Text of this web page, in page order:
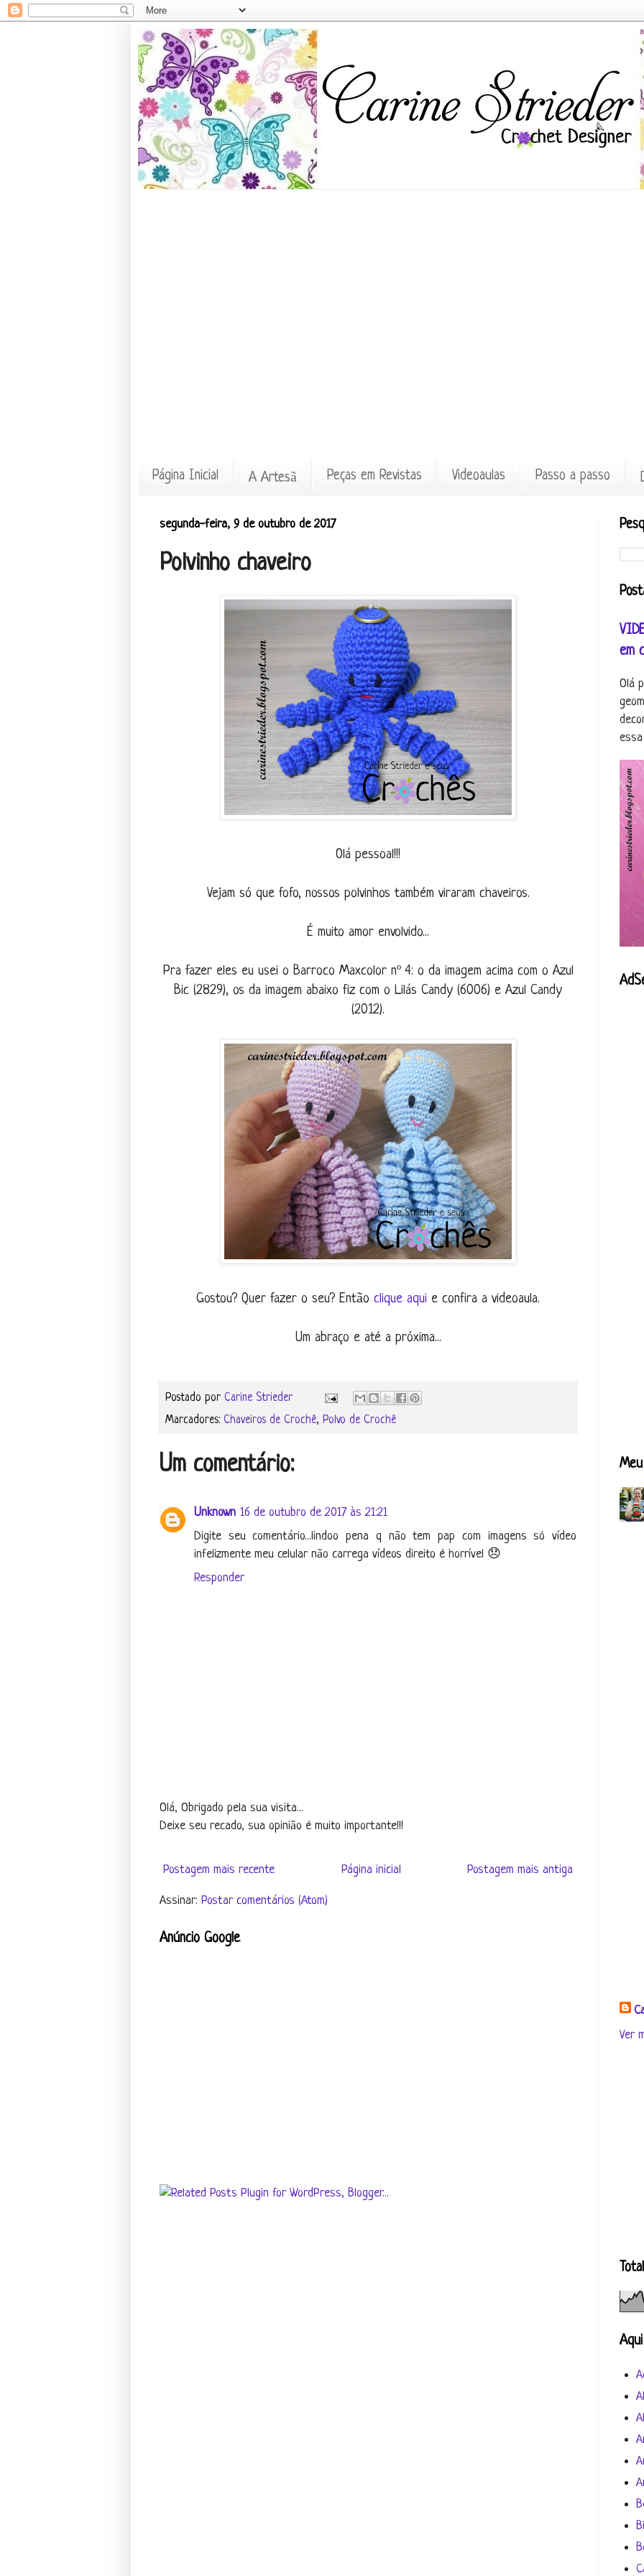
Página Inicial A Artesã Peças em Revistas Videoaulas Passo a passo
segunda-feira, 9 de outubro de 2017
Polvinho chaveiro
Olá pessoal!!!
Vejam só que fofo, nossos polvinhos também viraram chaveiros.
É muito amor envolvido...
Pra fazer eles eu usei o Barroco Maxcolor nº 4: o da imagem acima com o Azul
Bic (2829), os da imagem abaixo fiz com o Lilás Candy (6006) e Azul Candy
(2012).
Gostou? Quer fazer o seu? Então clique aqui e confira a videoaula.
Um abraço e até a próxima...
Postado por Carine Strieder
Marcadores: Chaveiros de Crochê, Polvo de Crochê
Um comentário:
Unknown 16 de outubro de 2017 às 21:21
Digite seu comentário...lindoo pena q não tem pap com imagens só vídeo
infelizmente meu celular não carrega vídeos direito é horrível 😞
Responder
Olá, Obrigado pela sua visita...
Deixe seu recado, sua opinião é muito importante!!!
Postagem mais recente Postagem mais antiga
Página inicial
Assinar: Postar comentários (Atom)
Anúncio Google
em
Olá
Ver